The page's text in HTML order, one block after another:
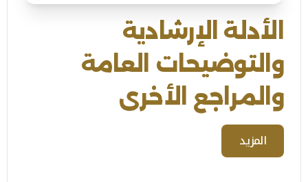
الأدلة الإرشادية
والتوضيحات العامة
والمراجع الأخرى
المزيد